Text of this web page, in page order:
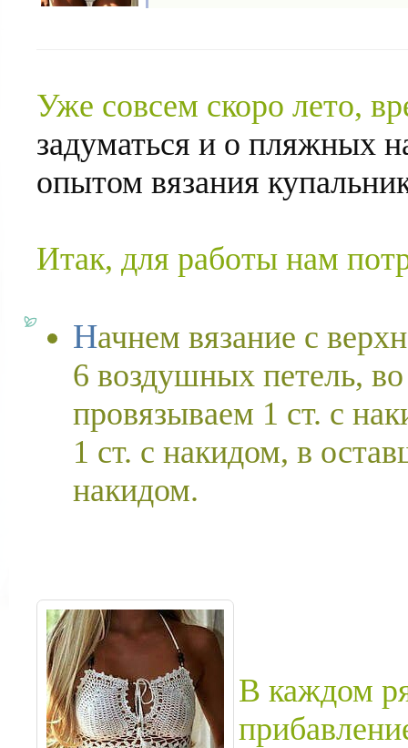
Уже совсем скоро лето,
задуматься и о пляжных
опытом вязания
Итак, для работы нам
Начнем вязание с верхней части купальника. Набираем
6 воздушных петель,
провязываем 1 ст. с
1 ст. с накидом, в
накидом.
В каждом